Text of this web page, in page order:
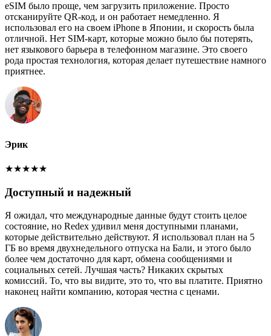
eSIM было проще, чем загрузить приложение. Просто
отсканируйте QR-код, и он работает немедленно. Я
использовал его на своем iPhone в Японии, и скорость была
отличной. Нет SIM-карт, которые можно было бы потерять,
нет языкового барьера в телефонном магазине. Это своего
рода простая технология, которая делает путешествие намного
приятнее.
Эрик
★★★★★
Доступный и надежный
Я ожидал, что международные данные будут стоить целое
состояние, но Redex удивил меня доступными планами,
которые действительно действуют. Я использовал план на 5
ГБ во время двухнедельного отпуска на Бали, и этого было
более чем достаточно для карт, обмена сообщениями и
социальных сетей. Лучшая часть? Никаких скрытых
комиссий. То, что вы видите, это то, что вы платите. Приятно
наконец найти компанию, которая честна с ценами.